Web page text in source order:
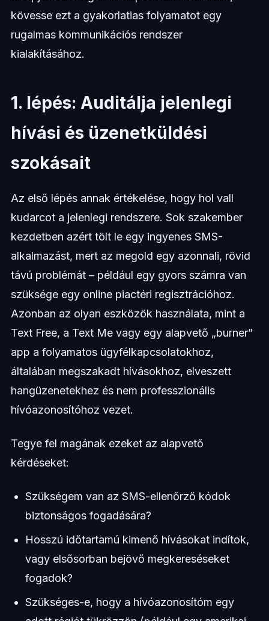
kövesse ezt a gyakorlatias folyamatot egy
rugalmas kommunikációs rendszer
kialakításához.
1. lépés: Auditálja jelenlegi
hívási és üzenetküldési
szokásait
Az első lépés annak értékelése, hogy hol vall
kudarcot a jelenlegi rendszere. Sok szakember
kezdetben azért tölt le egy ingyenes SMS-
alkalmazást, mert az megold egy azonnali, rövid
távú problémát – például egy gyors számra van
szüksége egy online piactéri regisztrációhoz.
Azonban az olyan eszközök használata, mint a
Text Free, a Text Me vagy egy alapvető „burner”
app a folyamatos ügyfélkapcsolatokhoz,
általában megszakadt hívásokhoz, elveszett
hangüzenetekhez és nem professzionális
hívóazonosítóhoz vezet.
Tegye fel magának ezeket az alapvető
kérdéseket:
Szükségem van az SMS-ellenőrző kódok
biztonságos fogadására?
Hosszú időtartamú kimenő hívásokat indítok,
vagy elsősorban bejövő megkereséseket
fogadok?
Szükséges-e, hogy a hívóazonosítóm egy